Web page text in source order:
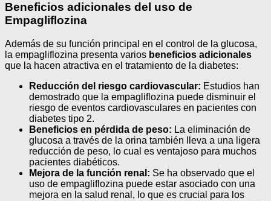
Beneficios adicionales del uso de
Empagliflozina
Además de su función principal en el control de la glucosa,
la empagliflozina presenta varios beneficios adicionales
que la hacen atractiva en el tratamiento de la diabetes:
Reducción del riesgo cardiovascular: Estudios han
demostrado que la empagliflozina puede disminuir el
riesgo de eventos cardiovasculares en pacientes con
diabetes tipo 2.
Beneficios en pérdida de peso: La eliminación de
glucosa a través de la orina también lleva a una ligera
reducción de peso, lo cual es ventajoso para muchos
pacientes diabéticos.
Mejora de la función renal: Se ha observado que el
uso de empagliflozina puede estar asociado con una
mejora en la salud renal, lo que es crucial para los